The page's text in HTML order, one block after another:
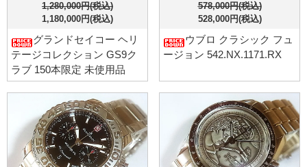
1,280,000円(税込)
1,180,000円(税込)
グランドセイコー ヘリ
テージコレクション GS9ク
ラブ 150本限定 未使用品
578,000円(税込)
528,000円(税込)
ウブロ クラシック フュ
ージョン 542.NX.1171.RX